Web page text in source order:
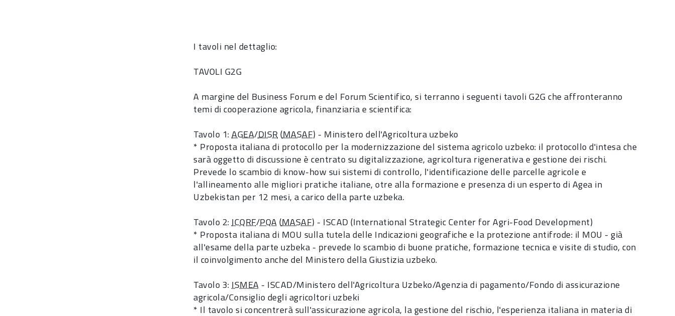
I tavoli nel dettaglio:
TAVOLI G2G
A margine del Business Forum e del Forum Scientifico, si terranno i seguenti tavoli G2G che affronteranno
temi di cooperazione agricola, finanziaria e scientifica:
Tavolo 1:AGEA/DISR(MASAF) - Ministero dell'Agricoltura uzbeko
* Proposta italiana di protocollo per la modernizzazione del sistema agricolo uzbeko: il protocollo d'intesa che
sarà oggetto di discussione è centrato su digitalizzazione, agricoltura rigenerativa e gestione dei rischi.
Prevede lo scambio di know-how sui sistemi di controllo, l'identificazione delle parcelle agricole e
l'allineamento alle migliori pratiche italiane, otre alla formazione e presenza di un esperto di Agea in
Uzbekistan per 12 mesi, a carico della parte uzbeka.
Tavolo 2:ICQRF/PQA(MASAF) - ISCAD (International Strategic Center for Agri-Food Development)
* Proposta italiana di MOU sulla tutela delle Indicazioni geografiche e la protezione antifrode: il MOU - già
all'esame della parte uzbeka - prevede lo scambio di buone pratiche, formazione tecnica e visite di studio, con
il coinvolgimento anche del Ministero della Giustizia uzbeko.
Tavolo 3:ISMEA - ISCAD/Ministero dell'Agricoltura Uzbeko/Agenzia di pagamento/Fondo di assicurazione
agricola/Consiglio degli agricoltori uzbeki
* Il tavolo si concentrerà sull'assicurazione agricola, la gestione del rischio, l'esperienza italiana in materia di